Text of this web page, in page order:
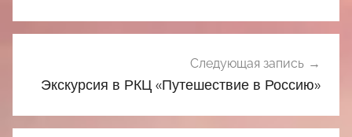
Следующая запись
Экскурсия в РКЦ «Путешествие в Россию»